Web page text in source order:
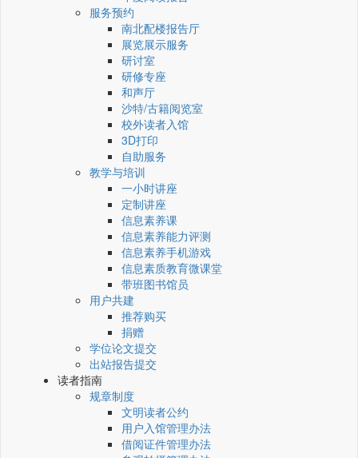
服务预约
南北配楼报告厅
展览展示服务
研讨室
研修专座
和声厅
沙特/古籍阅览室
校外读者入馆
3D打印
自助服务
教学与培训
一小时讲座
定制讲座
信息素养课
信息素养能力评测
信息素养手机游戏
信息素质教育微课堂
带班图书馆员
用户共建
推荐购买
捐赠
学位论文提交
出站报告提交
读者指南
规章制度
文明读者公约
用户入馆管理办法
借阅证件管理办法